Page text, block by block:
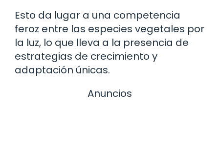
Esto da lugar a una competencia
feroz entre las especies vegetales por
la luz, lo que lleva a la presencia de
estrategias de crecimiento y
adaptación únicas.
Anuncios